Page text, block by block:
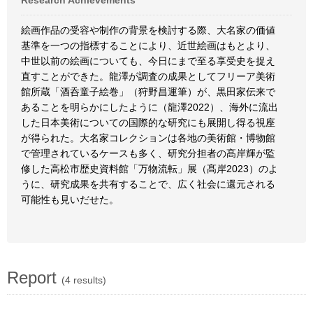
絵画作品の受容や制作の背景を検討する際、大名家の価値
基準を一つの指標することにより、近世絵画はもとより、
中世以前の絵画についても、今日にまで至る享受史を捉え
直すことができた。龍澤が調査の成果としてフリーア美術
館所蔵「酒呑童子絵巻」（狩野昌運筆）が、黒田家伝来で
あることを明らかにしたように（龍澤2022）、海外に流出
した日本美術についての国際的な研究にも展開し得る視座
が得られた。大名家コレクションは各地の美術館・博物館
で管理されているケースも多く、研究分担者の髙岸輝が監
修した高松市歴史資料館「万物流転」展（髙岸2023）のよ
うに、研究成果を共有することで、広く社会に還元される
可能性も見いだせた。
Report (4 results)